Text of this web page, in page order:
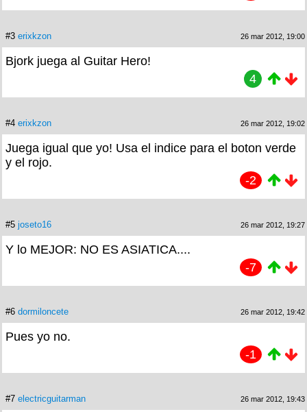
#3 erixkzon 26 mar 2012, 19:00
Bjork juega al Guitar Hero!
4
#4 erixkzon 26 mar 2012, 19:02
Juega igual que yo! Usa el indice para el boton verde
y el rojo.
-2
#5 joseto16 26 mar 2012, 19:27
Y lo MEJOR: NO ES ASIATICA....
-7
#6 dormiloncete 26 mar 2012, 19:42
Pues yo no.
-1
#7 electricguitarman 26 mar 2012, 19:43